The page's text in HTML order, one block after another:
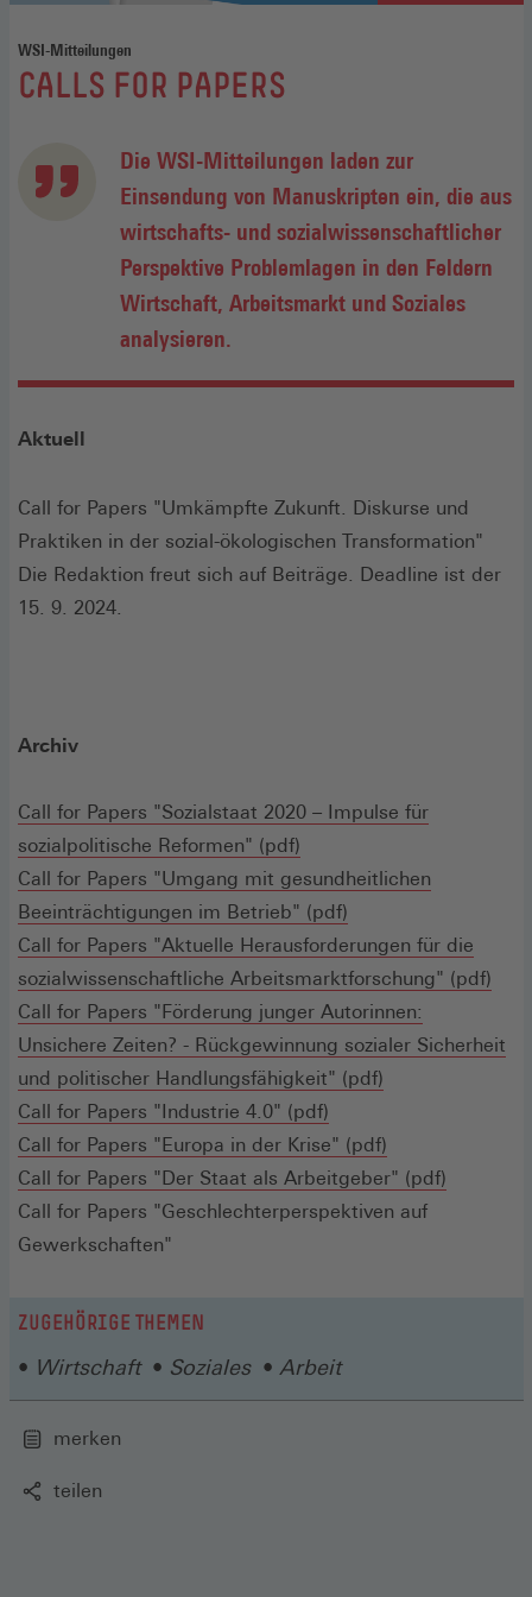
WSI-Mitteilungen
:
CALLS FOR PAPERS
Die WSI-Mitteilungen laden zur
Einsendung von Manuskripten ein, die aus
wirtschafts- und sozialwissenschaftlicher
Perspektive Problemlagen in den Feldern
Wirtschaft, Arbeitsmarkt und Soziales
analysieren.
Aktuell
Call for Papers "Umkämpfte Zukunft. Diskurse und
Praktiken in der sozial-ökologischen Transformation"
Die Redaktion freut sich auf Beiträge. Deadline ist der
15. 9. 2024.
Archiv
Call for Papers "Sozialstaat 2020 – Impulse für
sozialpolitische Reformen" (pdf)
in
einem
neuen
Fenster)
Call for Papers "Umgang mit gesundheitlichen
Beeinträchtigungen im Betrieb" (pdf)
in
einem
neuen
Fenster)
Call for Papers "Aktuelle Herausforderungen für die
sozialwissenschaftliche Arbeitsmarktforschung" (pdf)
Call for Papers "Förderung junger Autorinnen:
Unsichere Zeiten? - Rückgewinnung sozialer Sicherheit
und politischer Handlungsfähigkeit" (pdf)
einem
neuen
Fenster)
Call for Papers "Industrie 4.0" (pdf)
in
einem
neuen
Call for Papers "Europa in der Krise" (pdf)
in
einem
Call for Papers "Der Staat als Arbeitgeber" (pdf)
Call for Papers "Geschlechterperspektiven auf
Gewerkschaften"
ZUGEHÖRIGE THEMEN
Wirtschaft Soziales Arbeit
merken
teilen